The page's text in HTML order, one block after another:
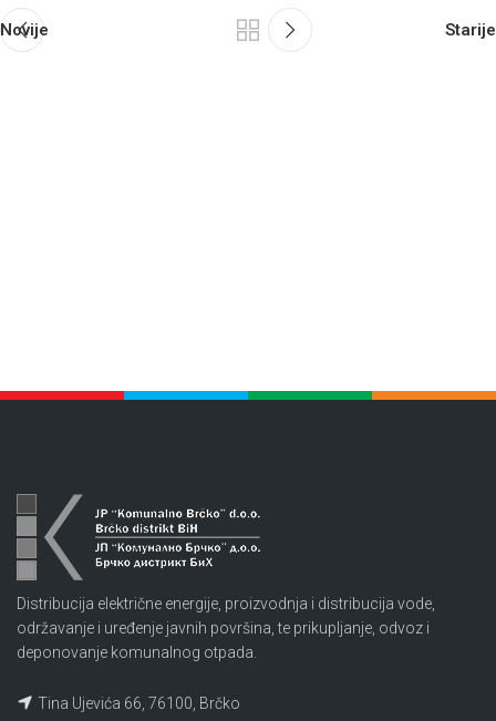
Novije Starije
Distribucija električne energije, proizvodnja i distribucija vode,
održavanje i uređenje javnih površina, te prikupljanje, odvoz i
deponovanje komunalnog otpada.
Tina Ujevića 66, 76100, Brčko